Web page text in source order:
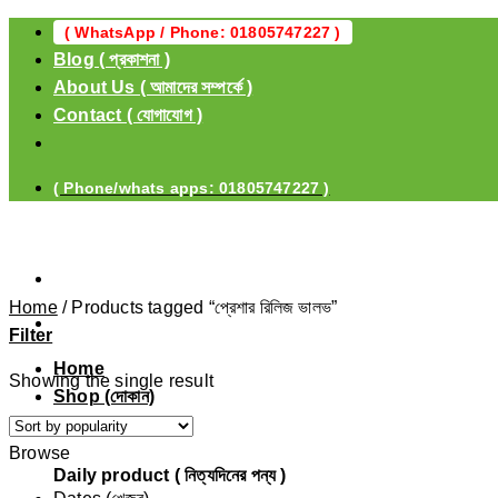
Skip
content
( WhatsApp / Phone: 01805747227 )
Blog ( প্রকাশনা )
About Us ( আমাদের সম্পর্কে )
Contact ( যোগাযোগ )
( Phone/whats apps: 01805747227 )
Home
Shop (দোকান)
Daily product ( নিত্যদিনের পন্য )
Home /Products tagged “প্রেশার রিলিজ ভালভ”
Filter
Showing the single result
Browse